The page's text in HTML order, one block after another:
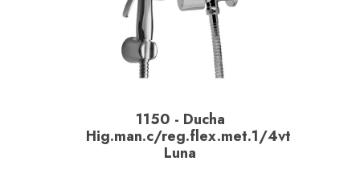
Ver detalhe
1150 - Ducha
Hig.man.c/reg.flex.met.1/4vt
Luna